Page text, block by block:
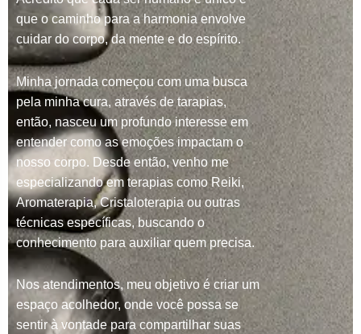
que o caminho para a harmonia envolve
cuidar do corpo, da mente e do espírito.
Minha jornada começou com uma busca
pela minha cura, através de tarapias,
então, nasceu um profundo interesse em
entender como as emoções impactam o
nosso corpo. Desde então, venho me
especializando em terapias como Reiki,
Aromaterapia, Cristaloterapia ou outras
técnicas específicas, buscando o
conhecimento para auxiliar quem precisa.
Nos atendimentos, meu objetivo é criar um
espaço acolhedor, onde você possa se
sentir à vontade para compartilhar suas